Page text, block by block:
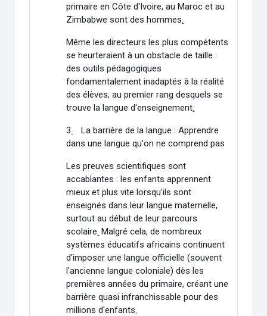
primaire en Côte d'Ivoire, au Maroc et au
Zimbabwe sont des hommes.
Même les directeurs les plus compétents
se heurteraient à un obstacle de taille :
des outils pédagogiques
fondamentalement inadaptés à la réalité
des élèves, au premier rang desquels se
trouve la langue d'enseignement.
3.
La barrière de la langue : Apprendre
dans une langue qu'on ne comprend pas
Les preuves scientifiques sont
accablantes : les enfants apprennent
mieux et plus vite lorsqu'ils sont
enseignés dans leur langue maternelle,
surtout au début de leur parcours
scolaire. Malgré cela, de nombreux
systèmes éducatifs africains continuent
d'imposer une langue officielle (souvent
l'ancienne langue coloniale) dès les
premières années du primaire, créant une
barrière quasi infranchissable pour des
millions d'enfants.